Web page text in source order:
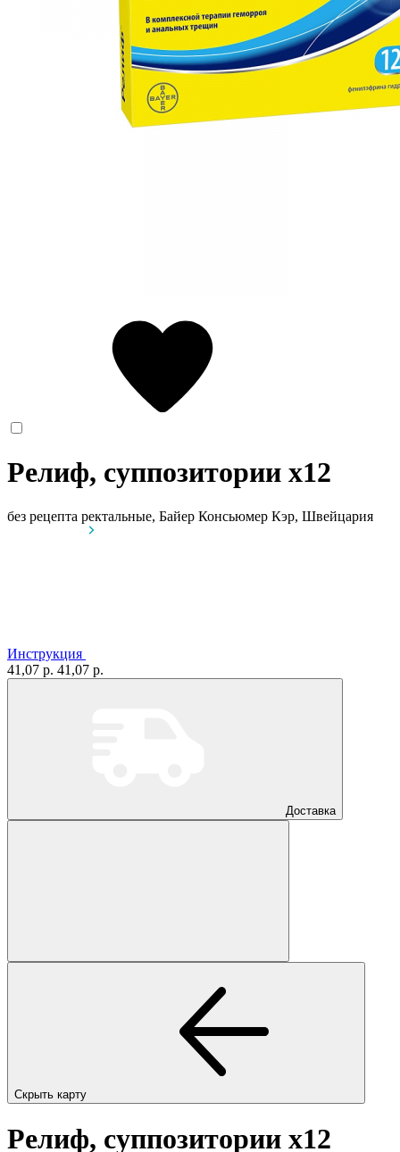
Релиф, суппозитории x12
без рецепта ректальные, Байер Консьюмер Кэр, Швейцария
Инструкция
41,07 р. 41,07 р.
Доставка
Скрыть карту
Релиф, суппозитории x12